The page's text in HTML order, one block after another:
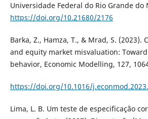
Universidade Federal do Rio Grande do
https://doi.org/10.21680/2176
Barka, Z., Hamza, T., & Mrad, S. (2023).
and equity market misvaluation:
behavior, Economic Modelling, 127,
https://doi.org/10.1016/
Lima, L. B. Um teste de especificação